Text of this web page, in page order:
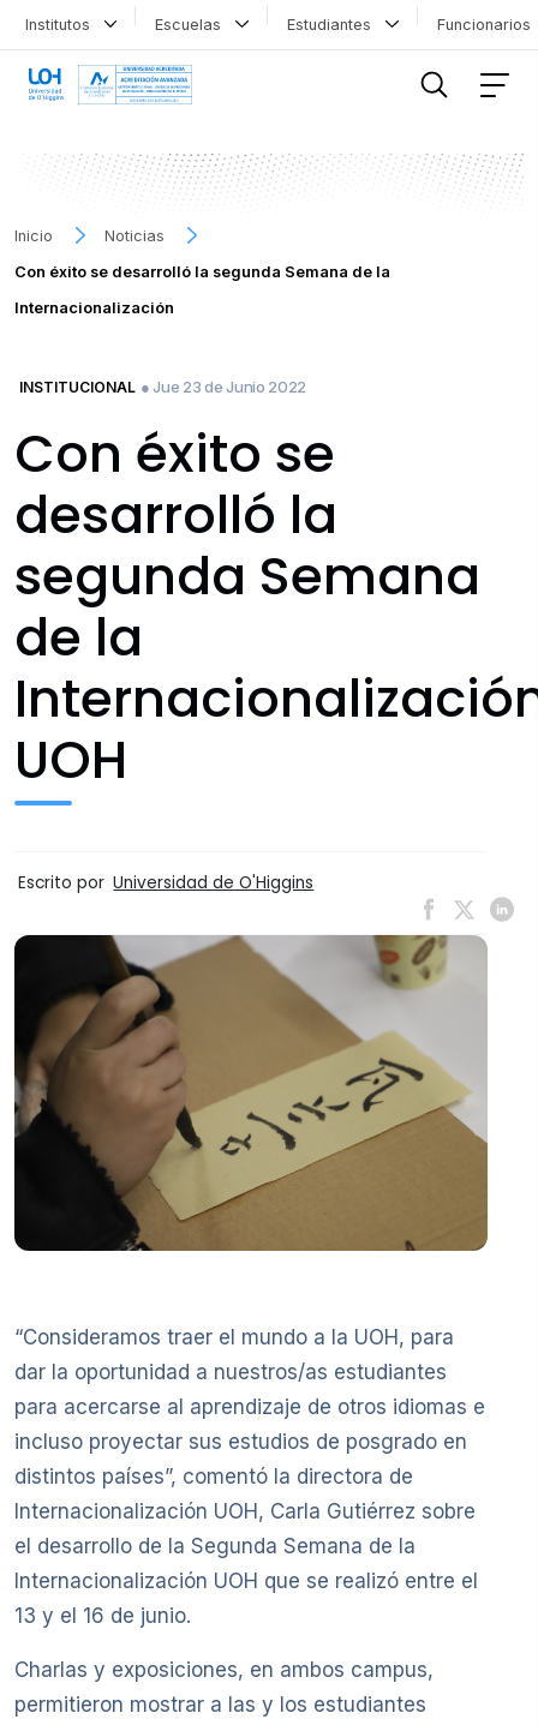
Institutos Escuelas Estudiantes
Inicio
Noticias
Con éxito se desarrolló la segunda Semana de la
Internacionalización
INSTITUCIONAL ● Jue 23 de Junio 2022
Con éxito se
desarrolló la
segunda Semana
de la
UOH
Escrito por Universidad de O'Higgins
“Consideramos traer el mundo a la UOH, para
dar la oportunidad a nuestros/as estudiantes
para acercarse al aprendizaje de otros idiomas e
incluso proyectar sus estudios de posgrado en
distintos países”, comentó la directora de
Internacionalización UOH, Carla Gutiérrez sobre
el desarrollo de la Segunda Semana de la
Internacionalización UOH que se realizó entre el
13 y el 16 de junio.
Charlas y exposiciones, en ambos campus,
permitieron mostrar a las y los estudiantes